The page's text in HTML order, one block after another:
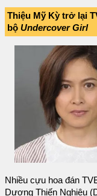
Thiệu Mỹ Kỳ trở lại
bộ Undercover Girl
Nhiều cựu hoa đán
Dương Thiến Nghiêu